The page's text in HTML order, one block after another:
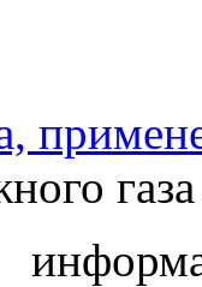
газа